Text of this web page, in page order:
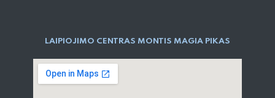
LAIPIOJIMO CENTRAS MONTIS MAGIA PIKAS